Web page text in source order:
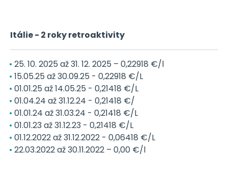
Itálie - 2 roky retroaktivity
25. 10. 2025 až 31. 12. 2025 – 0,22918 €/l
15.05.25 až 30.09.25 - 0,22918 €/L
01.01.25 až 14.05.25 - 0,21418 €/L
01.04.24 až 31.12.24 - 0,21418 €/
01.01.24 až 31.03.24 - 0,21418 €/L
01.01.23 až 31.12.23 - 0,21418 €/L
01.12.2022 až 31.12.2022 - 0,06418 €/L
22.03.2022 až 30.11.2022 – 0,00 €/l